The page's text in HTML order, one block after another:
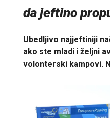
da jeftino
Ubedljivo najjeftiniji
ako ste mladi i željni
volonterski kampovi.